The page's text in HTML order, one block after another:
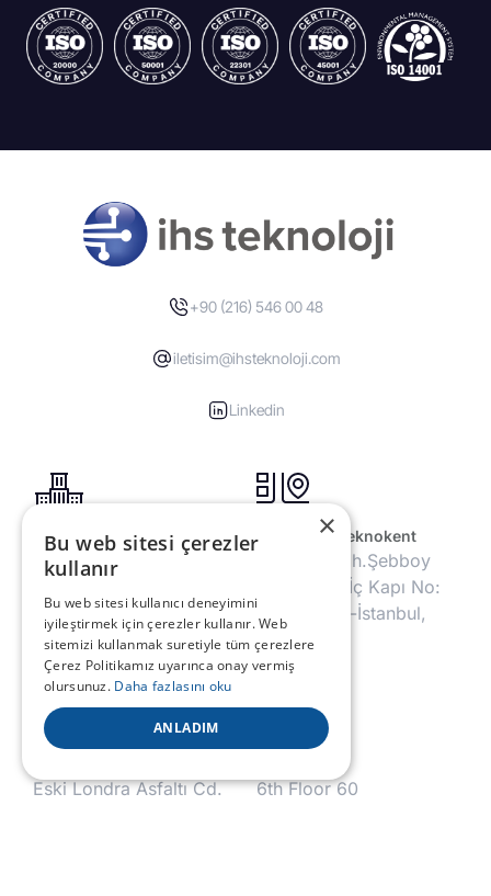
+90 (216) 546 00 48
iletisim@ihsteknoloji.com
Linkedin
Genel Merkez
Koşuyolu Mah.
Sok. No:10 34718
Kadıköy-İstanbul,
Türkiye
Dijitalpark Teknokent
Barbaros Mh.Şebboy
Sk. No:4/1 İç Kapı No:
20 Ataşehir-İstanbul,
Türkiye
Eski Londra Asfaltı Cd.
6th Floor 60
×
Bu web sitesi çerezler
kullanır
Bu web sitesi kullanıcı deneyimini
iyileştirmek için çerezler kullanır. Web
sitemizi kullanmak suretiyle tüm çerezlere
Çerez Politikamız uyarınca onay vermiş
olursunuz. Daha fazlasını oku
ANLADIM